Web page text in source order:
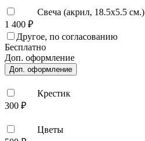
Свеча (акрил, 18.5х5.5 см.)
1 400 ₽
Другое, по согласованию
Бесплатно
Доп. оформление
Доп. оформление
Крестик
300 ₽
Цветы